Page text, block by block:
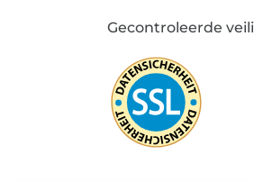
Gecontroleerde